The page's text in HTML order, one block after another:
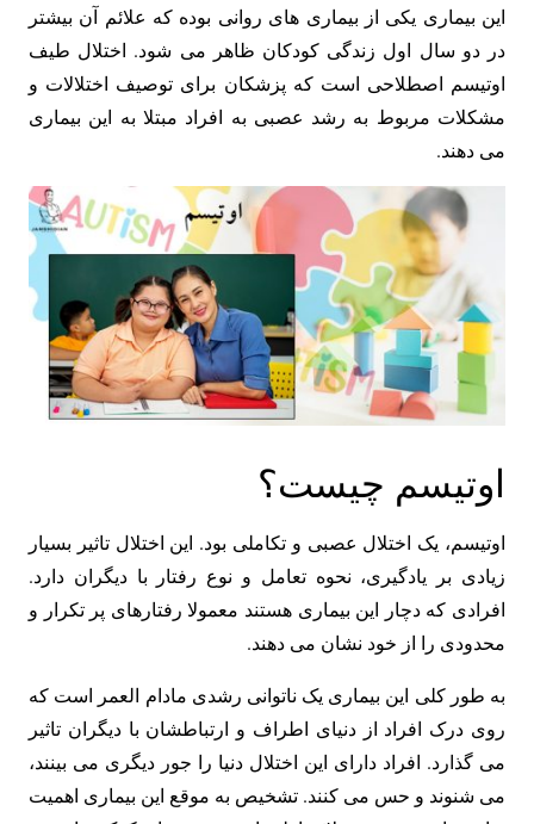
این بیماری یکی از بیماری های روانی بوده که علائم آن بیشتر
در دو سال اول زندگی کودکان ظاهر می شود. اختلال طیف
اوتیسم اصطلاحی است که پزشکان برای توصیف اختلالات و
مشکلات مربوط به رشد عصبی به افراد مبتلا به این بیماری
می دهند.
اوتیسم چیست؟
اوتیسم، یک اختلال عصبی و تکاملی بود. این اختلال تاثیر بسیار
زیادی بر یادگیری، نحوه‌ تعامل و نوع رفتار با دیگران دارد.
افرادی که دچار این بیماری هستند معمولا رفتارهای پر تکرار و
محدودی را از خود نشان می دهند.
به طور کلی این بیماری یک ناتوانی‌ رشدی مادام العمر است که
روی درک افراد از دنیای اطراف و ارتباطشان با دیگران تاثیر
می گذارد. افراد دارای این اختلال دنیا را جور دیگری می بینند،
می شنوند و حس می کنند. تشخیص به موقع این بیماری اهمیت